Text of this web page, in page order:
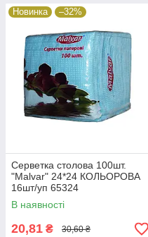
Новинка –32%
Серветка столова 100шт.
"Malvar" 24*24 КОЛЬОРОВА
16шт/уп 65324
В наявності
20,81 ₴ 30,60 ₴